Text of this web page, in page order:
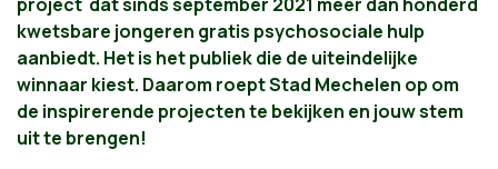
kwetsbare jongeren gratis psychosociale hulp
aanbiedt. Het is het publiek die de uiteindelijke
winnaar kiest. Daarom roept Stad Mechelen op om
de inspirerende projecten te bekijken en jouw stem
uit te brengen!